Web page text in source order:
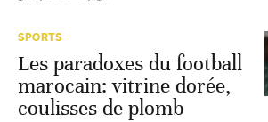
SPORTS
Les paradoxes du football
marocain: vitrine dorée,
coulisses de plomb